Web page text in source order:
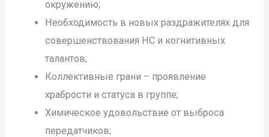
окружению;
Необходимость в новых раздражителях для
совершенствования НС и когнитивных
талантов;
Коллективные грани – проявление
храбрости и статуса в группе;
Химическое удовольствие от выброса
передатчиков;